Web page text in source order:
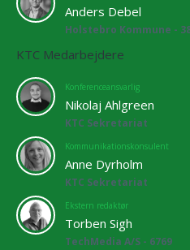
Anders Debel
Holstebro Kommune -
KTC Medarbejdere
Konferenceansvarlig
Nikolaj Ahlgreen
KTC Sekretariat
Kommunikationskonsulent
Anne Dyrholm
KTC Sekretariat
Ekstern redaktør
Torben Sigh
TechMedia A/S - 6769